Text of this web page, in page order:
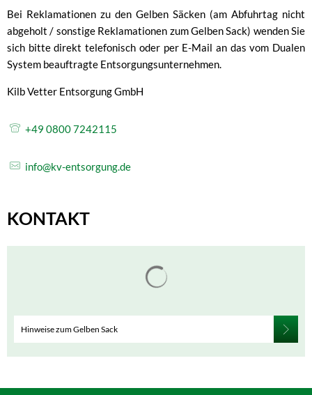
Bei Reklamationen zu den Gelben Säcken (am Abfuhrtag nicht
abgeholt / sonstige Reklamationen zum Gelben Sack) wenden Sie
sich bitte direkt telefonisch oder per E-Mail an das vom Dualen
System beauftragte Entsorgungsunternehmen.
Kilb Vetter Entsorgung GmbH
+49 0800 7242115
info@kv-entsorgung.de
KONTAKT
Hinweise zum Gelben Sack